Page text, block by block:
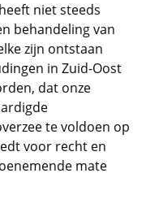
niet steeds
behandeling van
zijn ontstaan
in Zuid-Oost
dat onze
te voldoen op
voor recht en
mate